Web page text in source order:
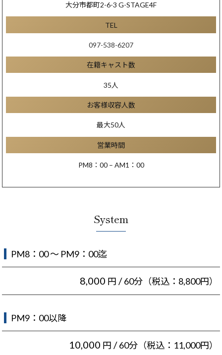
大分市都町2-6-3 G-STAGE4F
TEL
097-538-6207
在籍キャスト数
35人
お客様収容人数
最大50人
営業時間
PM8：00 – AM1：00
System
PM8：00 ～ PM9：00迄
8,000 円 / 60分（税込：8,800円）
PM9：00以降
10,000 円 / 60分（税込：11,000円）